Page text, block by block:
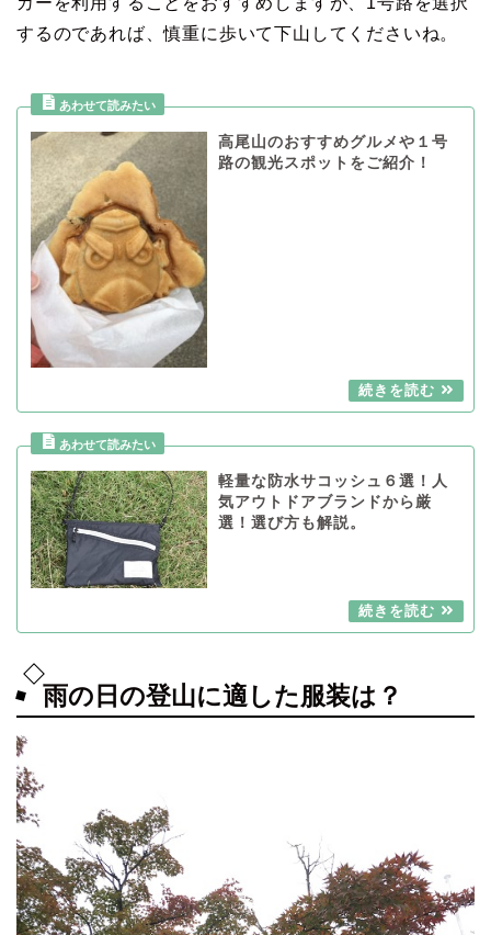
するのであれば、慎重に歩いて下山してくださいね。
高尾山のおすすめグルメや１号
路の観光スポットをご紹介！
軽量な防水サコッシュ６選！人
気アウトドアブランドから厳
選！選び方も解説。
雨の日の登山に適した服装は？